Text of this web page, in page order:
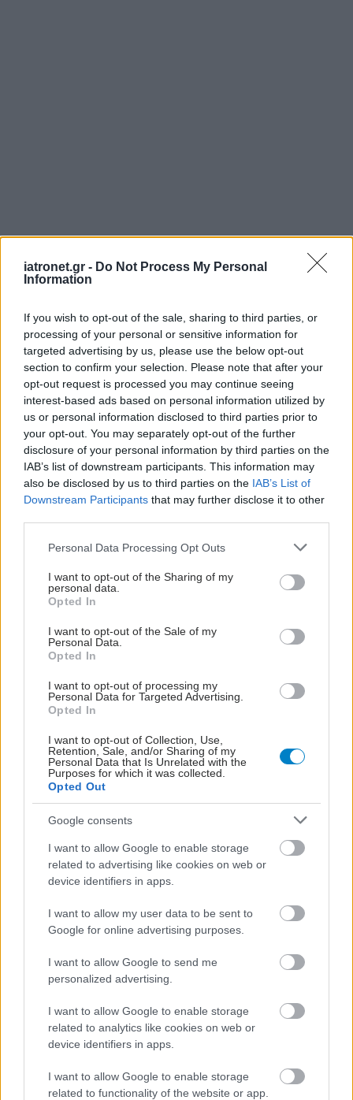
iatronet.gr - Do Not Process My Personal
Information
If you wish to opt-out of the sale, sharing to third parties, or
processing of your personal or sensitive information for
targeted advertising by us, please use the below opt-out
section to confirm your selection. Please note that after your
opt-out request is processed you may continue seeing
interest-based ads based on personal information utilized by
us or personal information disclosed to third parties prior to
your opt-out. You may separately opt-out of the further
disclosure of your personal information by third parties on the
IAB’s list of downstream participants. This information may
also be disclosed by us to third parties on the IAB’s List of
Downstream Participants that may further disclose it to other
Please note that this website/app uses one or more Google
not limited to your visit or usage behaviour. You may click to
grant or deny consent to Google and its third-party tags to
use your data for below specified purposes in below Google
consent section.
Personal Data Processing Opt Outs
I want to opt-out of the Sharing of my
personal data.
Opted In
I want to opt-out of the Sale of my
Personal Data.
Opted In
I want to opt-out of processing my
Personal Data for Targeted Advertising.
Opted In
I want to opt-out of Collection, Use,
Retention, Sale, and/or Sharing of my
Personal Data that Is Unrelated with the
Purposes for which it was collected.
Opted Out
Google consents
I want to allow Google to enable storage
related to advertising like cookies on web or
device identifiers in apps.
I want to allow my user data to be sent to
Google for online advertising purposes.
I want to allow Google to send me
personalized advertising.
I want to allow Google to enable storage
related to analytics like cookies on web or
device identifiers in apps.
I want to allow Google to enable storage
related to functionality of the website or app.
ΜΠΕΙΤΕ ΣΤΗ ΣΥΖΗΤΗΣΗ
Loading...
ΣΗΜΕΡΑ ΣΤΟ IATRONET.GR
Κινόα και γλυκοπατάτες: Ποιο είναι καλύτερο για το
σάκχαρο;